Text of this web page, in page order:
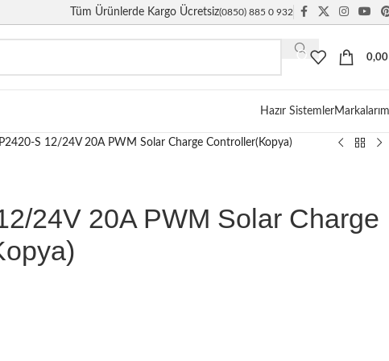
Tüm Ürünlerde Kargo Ücretsiz(0850) 885 0 932
Hazır Sistemler
S 12/24V 20A PWM Solar Charge Controller(Kopya)
24V 20A PWM Solar Charge